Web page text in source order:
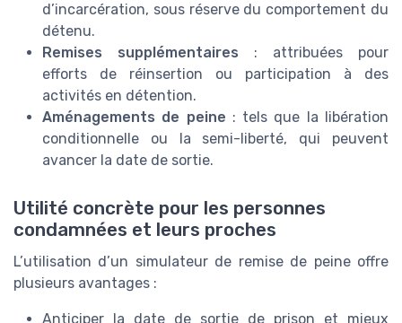
d’incarcération, sous réserve du comportement du
détenu.
Remises supplémentaires : attribuées pour
efforts de réinsertion ou participation à des
activités en détention.
Aménagements de peine : tels que la libération
conditionnelle ou la semi-liberté, qui peuvent
avancer la date de sortie.
Utilité concrète pour les personnes
condamnées et leurs proches
L’utilisation d’un simulateur de remise de peine offre
plusieurs avantages :
Anticiper la date de sortie de prison et mieux